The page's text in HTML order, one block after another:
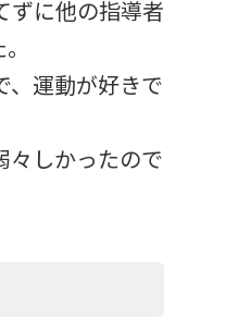
ずに他の指導者
、運動が好きで
々しかったので